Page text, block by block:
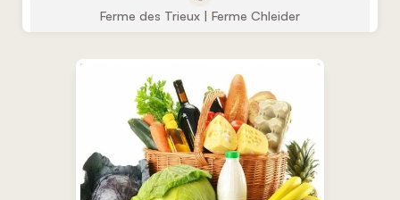
Ferme des Trieux | Ferme Chleider